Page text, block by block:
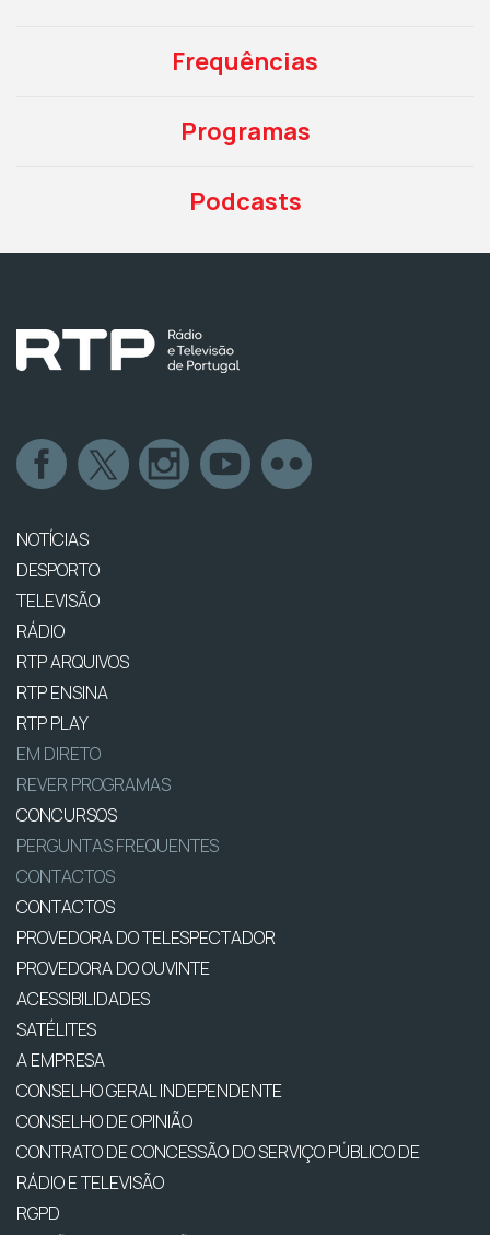
Frequências
Programas
Podcasts
NOTÍCIAS
DESPORTO
TELEVISÃO
RÁDIO
RTP ARQUIVOS
RTP ENSINA
RTP PLAY
EM DIRETO
REVER PROGRAMAS
CONCURSOS
PERGUNTAS FREQUENTES
CONTACTOS
CONTACTOS
PROVEDORA DO TELESPECTADOR
PROVEDORA DO OUVINTE
ACESSIBILIDADES
SATÉLITES
A EMPRESA
CONSELHO GERAL INDEPENDENTE
CONSELHO DE OPINIÃO
CONTRATO DE CONCESSÃO DO SERVIÇO PÚBLICO DE
RÁDIO E TELEVISÃO
RGPD